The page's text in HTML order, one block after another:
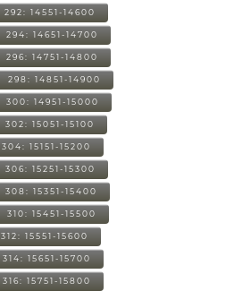
292: 14551-14600
294: 14651-14700
296: 14751-14800
298: 14851-14900
300: 14951-15000
302: 15051-15100
304: 15151-15200
306: 15251-15300
308: 15351-15400
310: 15451-15500
312: 15551-15600
314: 15651-15700
316: 15751-15800